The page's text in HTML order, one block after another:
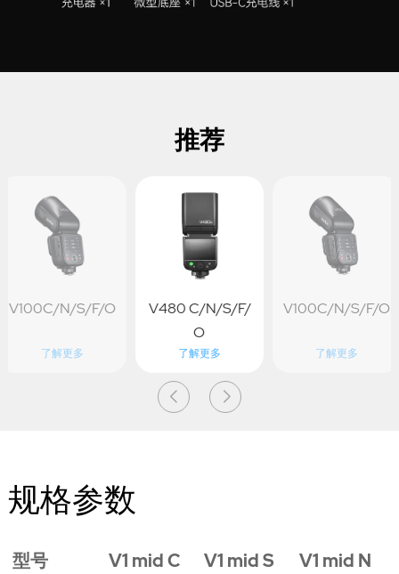
推荐
V100C/N/S/F/O
了解更多
V480 C/N/S/F/
O
了解更多
V100C/N/S/F/O
了解更多
规格参数
型号 V1 mid C V1 mid S V1 mid N